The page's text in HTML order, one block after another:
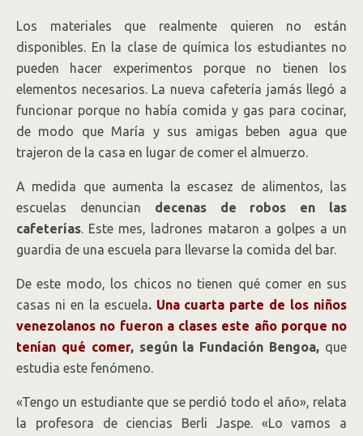
Los materiales que realmente quieren no están
disponibles. En la clase de química los estudiantes no
pueden hacer experimentos porque no tienen los
elementos necesarios. La nueva cafetería jamás llegó a
funcionar porque no había comida y gas para cocinar,
de modo que María y sus amigas beben agua que
trajeron de la casa en lugar de comer el almuerzo.
A medida que aumenta la escasez de alimentos, las
escuelas denuncian decenas de robos en las
cafeterías. Este mes, ladrones mataron a golpes a un
guardia de una escuela para llevarse la comida del bar.
De este modo, los chicos no tienen qué comer en sus
casas ni en la escuela. Una cuarta parte de los niños
venezolanos no fueron a clases este año porque no
tenían qué comer, según la Fundación Bengoa, que
estudia este fenómeno.
«Tengo un estudiante que se perdió todo el año», relata
la profesora de ciencias Berli Jaspe. «Lo vamos a